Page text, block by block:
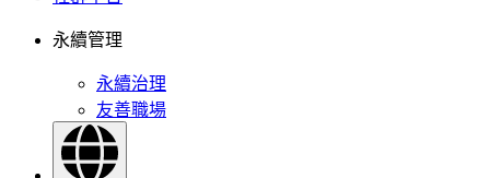
永續管理
永續治理
友善職場